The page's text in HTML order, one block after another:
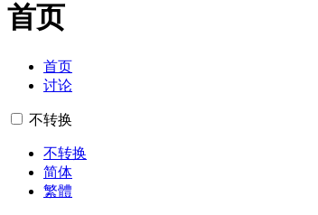
首页
首页
讨论
不转换
不转换
简体
繁體